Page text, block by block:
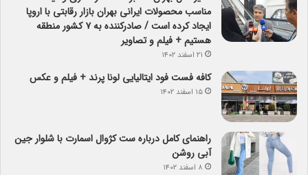
مناسب محصولات ایرانی بهران بازار رقابتی با اروپا
ایجاد کرده است / صادرکننده به ۷ کشور منطقه
هستیم + فیلم و تصاویر
۲۱ اسفند ۱۴۰۲
کافه فست فود ایتالیایی لونا پرند + فیلم و عکس
۱۵ اسفند ۱۴۰۲
راهنمای کامل درباره ست کژوال اسمارت با شلوار جین
آبی روشن
۸ اسفند ۱۴۰۲